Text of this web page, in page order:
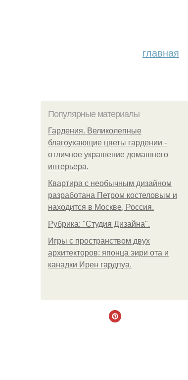
главная
Популярные материалы
Гардения. Великолепные
благоухающие цветы гардении -
отличное украшение домашнего
интерьера.
Квартира с необычным дизайном
разработана Петром костеловым и
находится в Москве, Россия.
Рубрика: "Студия Дизайна".
Игры с пространством двух
архитекторов: японца эири ота и
канадки Ирен гардпуа.